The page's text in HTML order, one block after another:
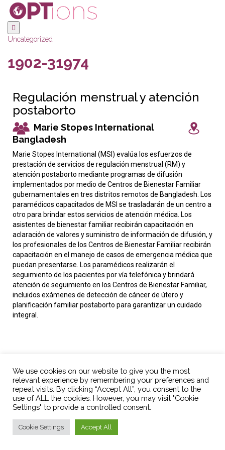
Uncategorized
1902-31974
Regulación menstrual y atención
postaborto
Marie Stopes International
Bangladesh
Marie Stopes International (MSI) evalúa los esfuerzos de
prestación de servicios de regulación menstrual (RM) y
atención postaborto mediante programas de difusión
implementados por medio de Centros de Bienestar Familiar
gubernamentales en tres distritos remotos de Bangladesh. Los
paramédicos capacitados de MSI se trasladarán de un centro a
otro para brindar estos servicios de atención médica. Los
asistentes de bienestar familiar recibirán capacitación en
aclaración de valores y suministro de información de difusión, y
los profesionales de los Centros de Bienestar Familiar recibirán
capacitación en el manejo de casos de emergencia médica que
puedan presentarse. Los paramédicos realizarán el
seguimiento de los pacientes por vía telefónica y brindará
atención de seguimiento en los Centros de Bienestar Familiar,
incluidos exámenes de detección de cáncer de útero y
planificación familiar postaborto para garantizar un cuidado
integral.
OPTions Initiative
info@optionsinitiative.org
Tema porColorlibFunciona conWordPress
We use cookies on our website to give you the most
relevant experience by remembering your preferences and
repeat visits. By clicking “Accept All”, you consent to the
use of ALL the cookies. However, you may visit "Cookie
Settings" to provide a controlled consent.
Cookie Settings Accept All